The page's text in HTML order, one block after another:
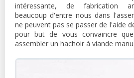
intéressante, de fabrication
beaucoup d'entre nous dans
ne peuvent pas se passer de l'aide
pour but de vous convaincre
assembler un hachoir à viande